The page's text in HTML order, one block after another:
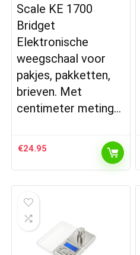
Scale KE 1700
Bridget
Elektronische
weegschaal voor
pakjes, pakketten,
brieven. Met
centimeter meting…
€24.95